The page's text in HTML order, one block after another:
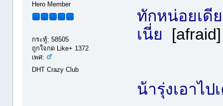
Hero Member
กระทู้: 58505
ถูกใจกด Like+ 1372
เพศ:
DHT Crazy Club
ทักหน่อยเดี
เนี่ย [afraid]
น้ารุ่งเอาไ